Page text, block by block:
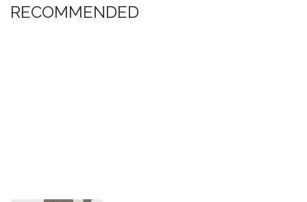
RECOMMENDED